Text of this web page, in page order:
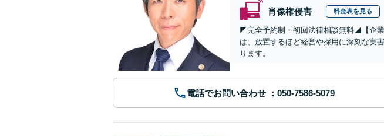
肖像権侵害 料金表を見る
◤完全予約制・初回法律相談無料◢【企
は、放置するほど経営や採用に深刻な実
ります。
電話でお問い合わせ